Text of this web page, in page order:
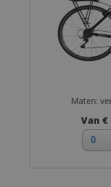
Maten:
Van